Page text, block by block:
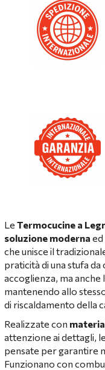
Le Termocucine a
soluzione moderna ed
che unisce il
praticità di una stufa
accoglienza, ma anche
mantenendo allo
di riscaldamento della
Realizzate con
attenzione ai dettagli, le
pensate per garantire
Funzionano con